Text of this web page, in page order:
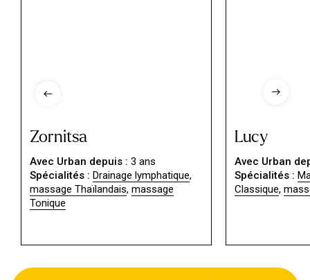
Zornitsa
Avec Urban depuis : 3 ans
Spécialités : Drainage lymphatique,
massage Thaïlandais, massage
Tonique
Lucy
Avec Urban
Spécialités :
Classique,